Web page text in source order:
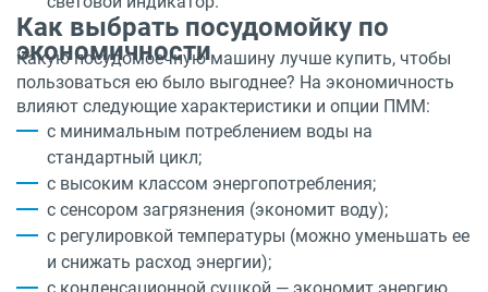
Как выбрать посудомойку по
экономичности
Какую посудомоечную машину лучше купить, чтобы
пользоваться ею было выгоднее? На экономичность
влияют следующие характеристики и опции ПММ:
с минимальным потреблением воды на
стандартный цикл;
с высоким классом энергопотребления;
с сенсором загрязнения (экономит воду);
с регулировкой температуры (можно уменьшать ее
и снижать расход энергии);
с конденсационной сушкой — экономит энергию.